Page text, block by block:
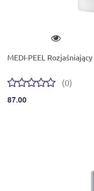
MEDI-PEEL
(0)
87.00